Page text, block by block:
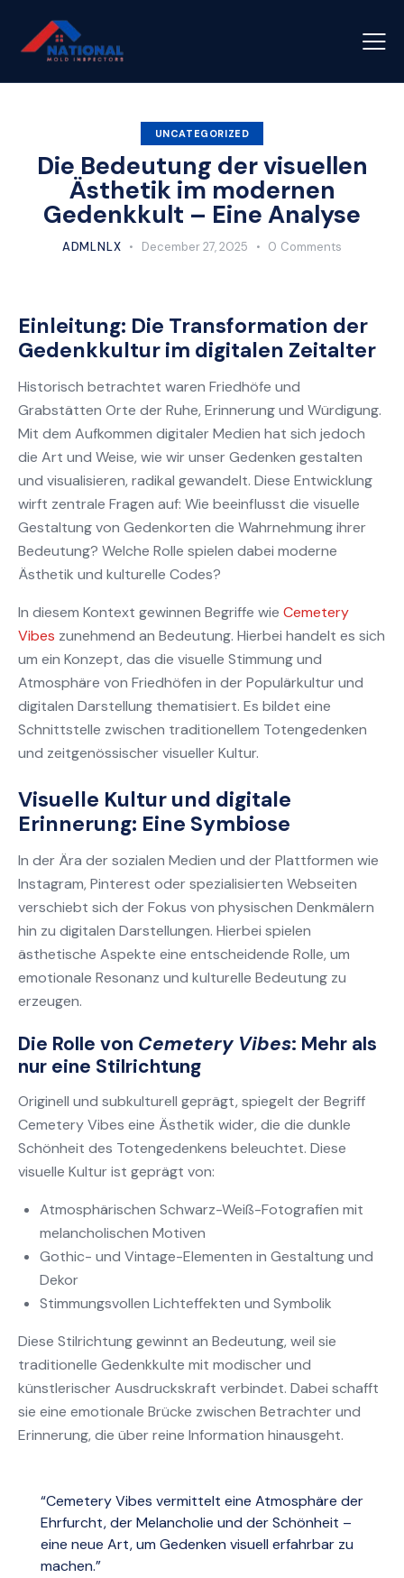
UNCATEGORIZED
Die Bedeutung der visuellen
Ästhetik im modernen
Gedenkkult – Eine Analyse
ADMLNLX December 27, 2025 0 Comments
Einleitung: Die Transformation der
Gedenkkultur im digitalen Zeitalter
Historisch betrachtet waren Friedhöfe und
Grabstätten Orte der Ruhe, Erinnerung und Würdigung.
Mit dem Aufkommen digitaler Medien hat sich jedoch
die Art und Weise, wie wir unser Gedenken gestalten
und visualisieren, radikal gewandelt. Diese Entwicklung
wirft zentrale Fragen auf: Wie beeinflusst die visuelle
Gestaltung von Gedenkorten die Wahrnehmung ihrer
Bedeutung? Welche Rolle spielen dabei moderne
Ästhetik und kulturelle Codes?
In diesem Kontext gewinnen Begriffe wie Cemetery
Vibes zunehmend an Bedeutung. Hierbei handelt es sich
um ein Konzept, das die visuelle Stimmung und
Atmosphäre von Friedhöfen in der Populärkultur und
digitalen Darstellung thematisiert. Es bildet eine
Schnittstelle zwischen traditionellem Totengedenken
und zeitgenössischer visueller Kultur.
Visuelle Kultur und digitale
Erinnerung: Eine Symbiose
In der Ära der sozialen Medien und der Plattformen wie
Instagram, Pinterest oder spezialisierten Webseiten
verschiebt sich der Fokus von physischen Denkmälern
hin zu digitalen Darstellungen. Hierbei spielen
ästhetische Aspekte eine entscheidende Rolle, um
emotionale Resonanz und kulturelle Bedeutung zu
erzeugen.
Die Rolle von Cemetery Vibes: Mehr als
nur eine Stilrichtung
Originell und subkulturell geprägt, spiegelt der Begriff
Cemetery Vibes eine Ästhetik wider, die die dunkle
Schönheit des Totengedenkens beleuchtet. Diese
visuelle Kultur ist geprägt von:
Atmosphärischen Schwarz-Weiß-Fotografien mit
melancholischen Motiven
Gothic- und Vintage-Elementen in Gestaltung und
Dekor
Stimmungsvollen Lichteffekten und Symbolik
Diese Stilrichtung gewinnt an Bedeutung, weil sie
traditionelle Gedenkkulte mit modischer und
künstlerischer Ausdruckskraft verbindet. Dabei schafft
sie eine emotionale Brücke zwischen Betrachter und
Erinnerung, die über reine Information hinausgeht.
“Cemetery Vibes vermittelt eine Atmosphäre der
Ehrfurcht, der Melancholie und der Schönheit –
eine neue Art, um Gedenken visuell erfahrbar zu
machen.”